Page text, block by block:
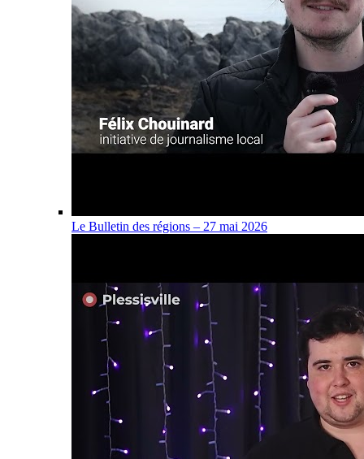
Le Bulletin des régions – 27 mai 2026